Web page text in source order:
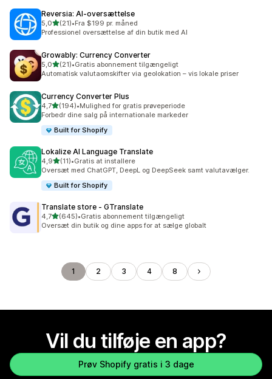
Reversia: AI‑oversættelse
5,0ud af 5 stjerner
(21)
21 anmeldelser i alt
•Fra $199 pr. måned
Professionel oversættelse af din butik med AI
Growably: Currency Converter
5,0ud af 5 stjerner
(21)
21 anmeldelser i alt
•Gratis abonnement tilgængeligt
Automatisk valutaomskifter via geolokation – vis lokale priser
Currency Converter Plus
4,7ud af 5 stjerner
(194)
194 anmeldelser i alt
•Mulighed for gratis prøveperiode
Forbedr dine salg på internationale markeder
Built for Shopify
Lokalize AI Language Translate
4,9ud af 5 stjerner
(11)
11 anmeldelser i alt
•Gratis at installere
Oversæt med ChatGPT, DeepL og DeepSeek samt valutavælger.
Built for Shopify
Translate store ‑ GTranslate
4,7ud af 5 stjerner
(645)
645 anmeldelser i alt
•Gratis abonnement tilgængeligt
Oversæt din butik og dine apps for at sælge globalt
1 2 3 4 8
Vil du tilføje en app?
Prøv Shopify gratis i 3 dage